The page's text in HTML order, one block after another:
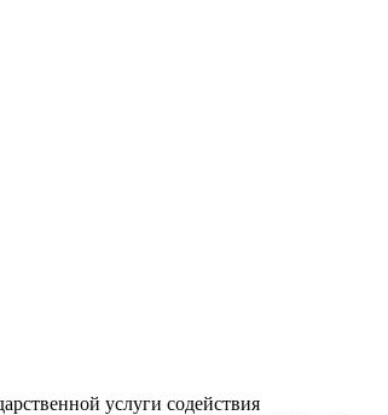
услуги содействия